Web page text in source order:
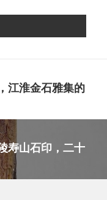
江淮金石雅集的
寿山石印，二十